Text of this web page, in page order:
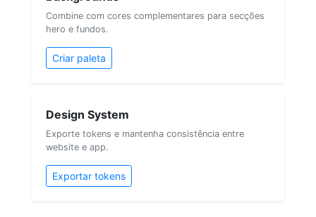
Combine com cores complementares para secções
hero e fundos.
Criar paleta
Design System
Exporte tokens e mantenha consistência entre
website e app.
Exportar tokens